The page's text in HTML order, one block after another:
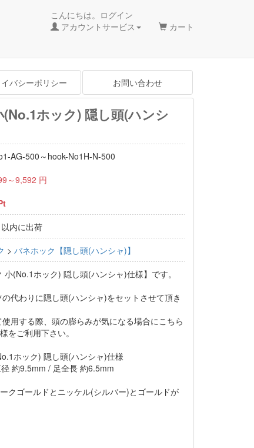
こんにちは。ログイン
アカウントサービス
カート
バシーポリシー お問い合わせ
ホック) 隠し頭(ハンシ
AG-500～hook-No1H-N-500
～9,592 円
内に出荷
>バネホック【隠し頭(ハンシャ)】
小(No.1ホック) 隠し頭(ハンシャ)仕様】です。
代わりに隠し頭(ハンシャ)をセットさせて頂き
用する際、頭の膨らみが気になる場合にこちら
をご利用下さい。
ホック) 隠し頭(ハンシャ)仕様
約9.5mm / 足全長 約6.5mm
クゴールドとニッケル(シルバー)とゴールドが